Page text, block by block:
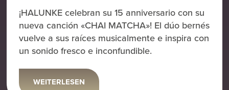
¡HALUNKE celebran su 15 anniversario con su
nueva canción «CHAI MATCHA»! El dúo bernés
vuelve a sus raíces musicalmente e inspira con
un sonido fresco e inconfundible.
WEITERLESEN